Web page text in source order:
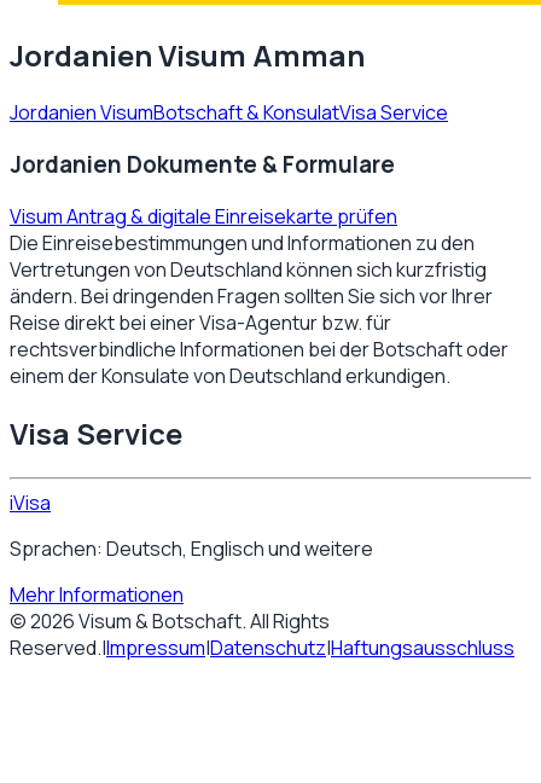
Jordanien Visum Amman
Jordanien VisumBotschaft & KonsulatVisa Service
Jordanien Dokumente & Formulare
Visum Antrag & digitale Einreisekarte prüfen
Die Einreisebestimmungen und Informationen zu den
Vertretungen vonDeutschlandkönnen sich kurzfristig
ändern. Bei dringenden Fragen sollten Sie sich vor Ihrer
Reise direkt bei einer Visa-Agentur bzw. für
rechtsverbindliche Informationen bei der Botschaft oder
einem der Konsulate vonDeutschlanderkundigen.
Visa Service
iVisa
Sprachen: Deutsch, Englisch und weitere
Mehr Informationen
©2026Visum & Botschaft. All Rights
Reserved.|Impressum|Datenschutz|Haftungsausschluss